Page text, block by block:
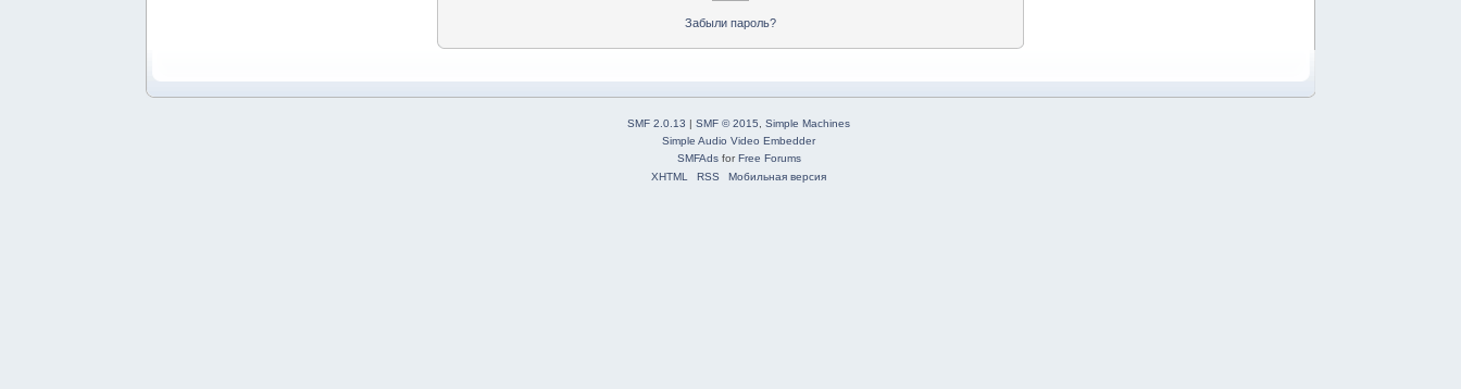
Забыли пароль?
SMF 2.0.13 | SMF © 2015
Simple Machines
Simple Audio Video Embedder
SMFAdsforFree Forums
XHTML
RSS Мобильная версия